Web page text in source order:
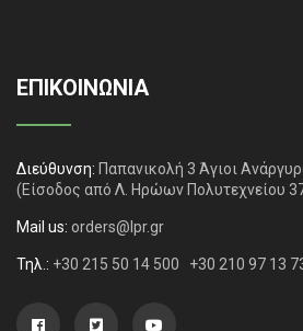
ΕΠΙΚΟΙΝΩΝΙΑ
Διεύθυνση: Παπανικολή 3 Άγιοι
(Είσοδος από Λ. Ηρώων Πολυτεχνείου
Mail us: orders@lpr.gr
Τηλ.: +30 215 50 14 500 +30 210 97 13